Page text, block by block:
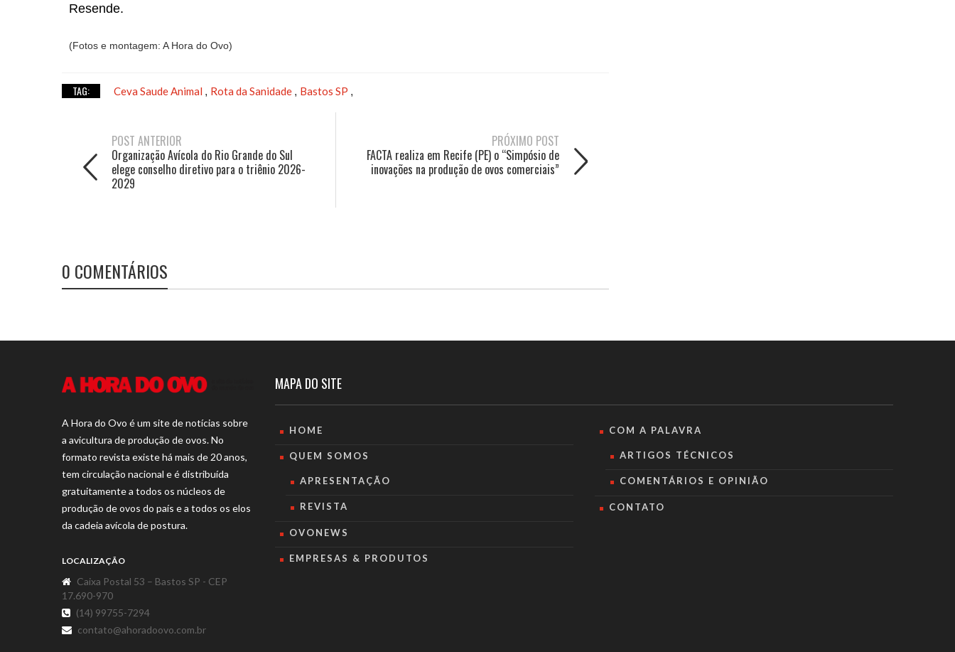
Resende.
(Fotos e montagem: A Hora do Ovo)
TAG: Ceva Saude Animal , Rota da Sanidade , Bastos SP ,
POST ANTERIOR
Organização Avícola do Rio Grande do Sul
elege conselho diretivo para o triênio 2026-
2029
PRÓXIMO POST
FACTA realiza em Recife (PE) o “Simpósio de
inovações na produção de ovos comerciais”
0 COMENTÁRIOS
A Hora do Ovo é um site de notícias sobre
a avicultura de produção de ovos. No
formato revista existe há mais de 20 anos,
tem circulação nacional e é distribuída
gratuitamente a todos os núcleos de
produção de ovos do país e a todos os elos
da cadeia avícola de postura.
LOCALIZAÇÃO
Caixa Postal 53 – Bastos SP - CEP
17.690-970
(14) 99755-7294
contato@ahoradoovo.com.br
MAPA DO SITE
HOME
QUEM SOMOS
APRESENTAÇÃO
REVISTA
OVONEWS
EMPRESAS & PRODUTOS
COM A PALAVRA
ARTIGOS TÉCNICOS
COMENTÁRIOS E OPINIÃO
CONTATO